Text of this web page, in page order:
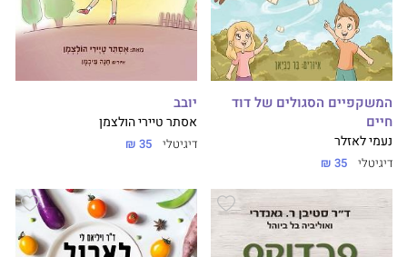
המשקפיים הסגולים של דוד
חיים
נעמי לאזלר
דיגיטלי 35 ₪
יובב
אסתר טיירי הולצמן
דיגיטלי 35 ₪